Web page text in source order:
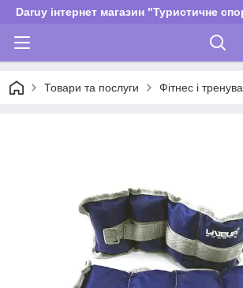
Daruy інтернет магазин "Туристичне
Товари та послуги Фітнес і